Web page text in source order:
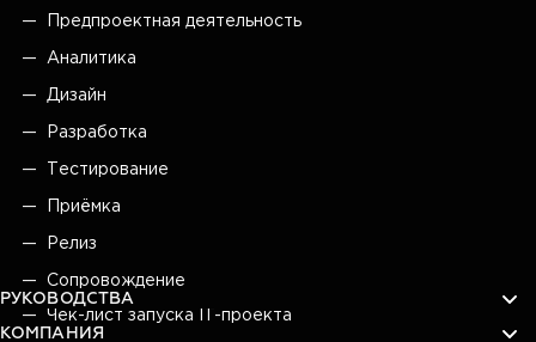
Предпроектная деятельность
Аналитика
Дизайн
Разработка
Тестирование
Приёмка
Релиз
Сопровождение
РУКОВОДСТВА
Чек-лист запуска IT-проекта
КОМПАНИЯ